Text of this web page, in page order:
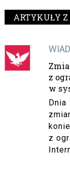
ARTYKUŁY Z
z
w
Dnia
z